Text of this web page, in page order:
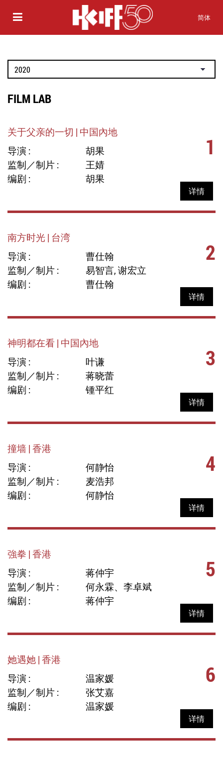
简体
FILM LAB
关于父亲的一切 | 中国內地
导演 :
胡果
监制／制片 :
王婧
编剧 :
胡果
1
详情
南方时光 | 台湾
导演 :
曹仕翰
监制／制片 :
易智言, 谢宏立
编剧 :
曹仕翰
2
详情
神明都在看 | 中国內地
导演 :
叶谦
监制／制片 :
蒋晓蕾
编剧 :
锺平红
3
详情
撞墙 | 香港
导演 :
何静怡
监制／制片 :
麦浩邦
编剧 :
何静怡
4
详情
強拳 | 香港
导演 :
蒋仲宇
监制／制片 :
何永霖、李卓斌
编剧 :
蒋仲宇
5
详情
她遇她 | 香港
导演 :
温家媛
监制／制片 :
张艾嘉
编剧 :
温家媛
6
详情